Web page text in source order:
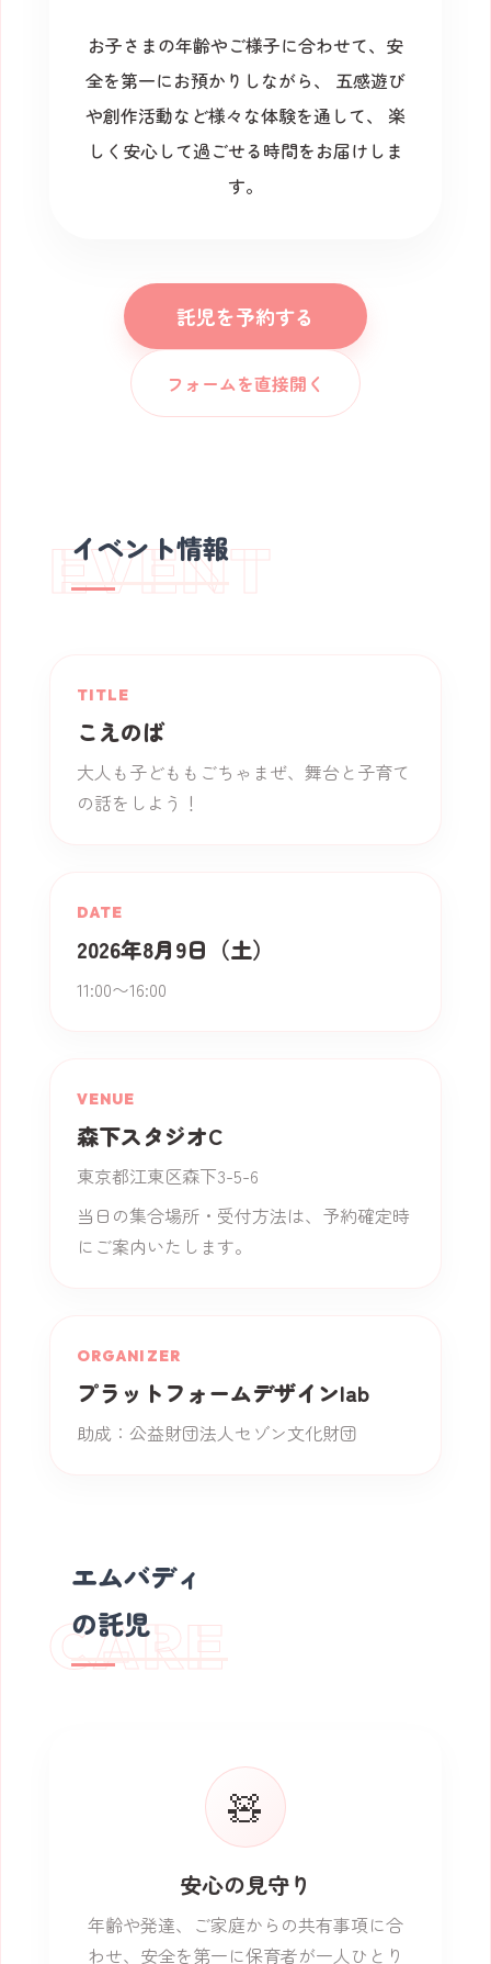
お子さまの年齢やご様子に合わせて、安
全を第一にお預かりしながら、
五感遊び
や創作活動など様々な体験を通して、
楽
しく安心して過ごせる時間をお届けしま
す。
託児を予約する
フォームを直接開く
EVENT
イベント情報
TITLE
こえのば
大人も子どももごちゃまぜ、舞台と子育て
の話をしよう！
DATE
2026年8月9日（土）
11:00〜16:00
VENUE
森下スタジオC
東京都江東区森下3-5-6
当日の集合場所・受付方法は、予約確定時
にご案内いたします。
ORGANIZER
プラットフォームデザインlab
助成：公益財団法人セゾン文化財団
CARE
エムバディ
の託児
🧸
安心の見守り
年齢や発達、ご家庭からの共有事項に合
わせ、安全を第一に保育者が一人ひとり